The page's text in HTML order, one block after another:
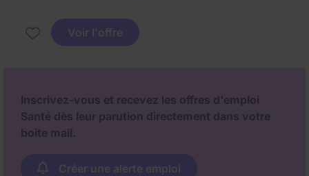
Voir l'offre
Inscrivez-vous et recevez les offres d'emploi
Santé dès leur parution directement dans votre
boite mail.
Créer une alerte emploi